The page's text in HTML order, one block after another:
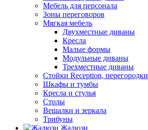
Мебель для персонала
Зоны переговоров
Мягкая мебель
Двухместные диваны
Кресла
Малые формы
Модульные диваны
Трехместные диваны
Стойки Reception, перегородки
Шкафы и тумбы
Кресла и стулья
Столы
Вешалки и зеркала
Трибуны
Жалюзи